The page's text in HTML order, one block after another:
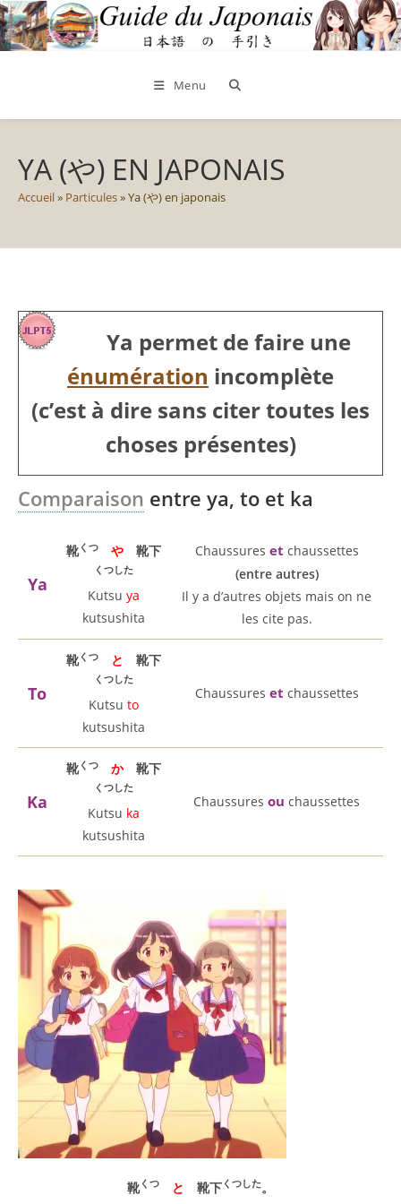
Skip
to
content
Menu
YA (や) EN JAPONAIS
Accueil» Particules»Ya (や) en japonais
Ya permet de faire une
énumération incomplète
(c’est à dire sans citer toutes les
choses présentes)
Comparaison entre ya, to et ka
Ya
靴くつ や靴下
くつした
Kutsu ya
kutsushita
Chaussures et chaussettes
(entre autres)
Il y a d’autres objets mais on ne
les cite pas.
To
靴くつ と 靴下
くつした
Kutsu to
kutsushita
Chaussures et chaussettes
Ka
靴くつ か靴下
くつした
Kutsu ka
kutsushita
Chaussures ou chaussettes
靴 くつ と 靴下 くつした。